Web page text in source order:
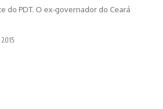
do PDT. O ex-governador do Ceará